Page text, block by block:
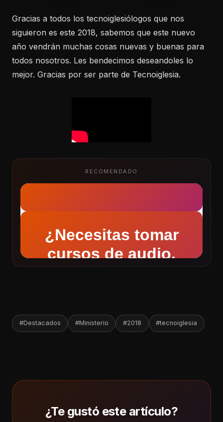
Gracias a todos los tecnoiglesiólogos que nos
siguieron es este 2018, sabemos que este nuevo
año vendrán muchas cosas nuevas y buenas para
todos nosotros. Les bendecimos deseandoles lo
mejor. Gracias por ser parte de Tecnoiglesia.
RECOMENDADO
#Destacados #Ministerio #2018 #tecnoiglesia
¿Te gustó este artículo?